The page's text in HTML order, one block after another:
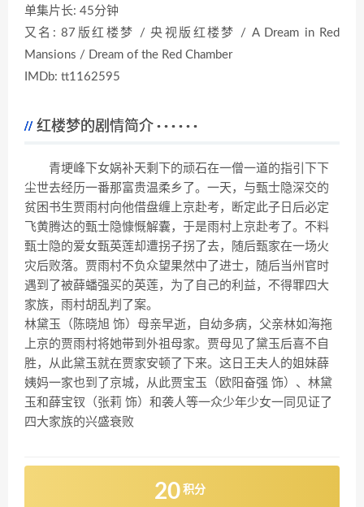
单集片长: 45分钟
又名: 87版红楼梦 / 央视版红楼梦 / A Dream in Red
Mansions / Dream of the Red Chamber
IMDb: tt1162595
红楼梦的剧情简介 · · · · · ·
青埂峰下女娲补天剩下的顽石在一僧一道的指引下下
尘世去经历一番那富贵温柔乡了。一天，与甄士隐深交的
贫困书生贾雨村向他借盘缠上京赴考，断定此子日后必定
飞黄腾达的甄士隐慷慨解囊，于是雨村上京赴考了。不料
甄士隐的爱女甄英莲却遭拐子拐了去，随后甄家在一场火
灾后败落。贾雨村不负众望果然中了进士，随后当州官时
遇到了被薛蟠强买的英莲，为了自己的利益，不得罪四大
家族，雨村胡乱判了案。
林黛玉（陈晓旭 饰）母亲早逝，自幼多病，父亲林如海拖
上京的贾雨村将她带到外祖母家。贾母见了黛玉后喜不自
胜，从此黛玉就在贾家安顿了下来。这日王夫人的姐妹薛
姨妈一家也到了京城，从此贾宝玉（欧阳奋强 饰）、林黛
玉和薛宝钗（张莉 饰）和袭人等一众少年少女一同见证了
四大家族的兴盛衰败
20 积分